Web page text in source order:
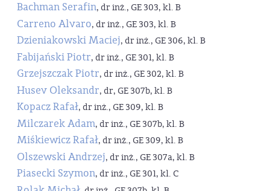
Bachman Serafin, dr inż., GE 303, kl. B
Carreno Alvaro, dr inż., GE 303, kl. B
Dzieniakowski Maciej, dr inż., GE 306, kl. B
Fabijański Piotr, dr inż., GE 301, kl. B
Grzejszczak Piotr, dr inż., GE 302, kl. B
Husev Oleksandr, dr, GE 307b, kl. B
Kopacz Rafał, dr inż., GE 309, kl. B
Milczarek Adam, dr inż., GE 307b, kl. B
Miśkiewicz Rafał, dr inż., GE 309, kl. B
Olszewski Andrzej, dr inż., GE 307a, kl. B
Piasecki Szymon, dr inż., GE 301, kl. C